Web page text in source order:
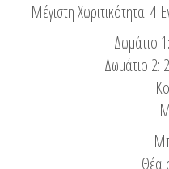
Μέγιστη Χωριτικότητα: 4
Δωμάτιο
Δωμάτιο 2:
Θέα